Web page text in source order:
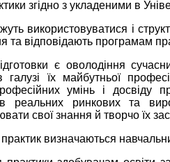
згідно з укладеними в
використовуватися і
та відповідають програмам
є оволодіння
їх майбутньої
умінь і досвіду
в реальних ринкових та
свої знання й творчо їх
визначаються